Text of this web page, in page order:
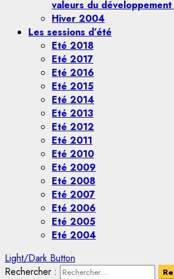
valeurs du développement
Hiver 2004
Les sessions d’été
Eté 2018
Eté 2017
Eté 2016
Eté 2015
Eté 2014
Eté 2013
Eté 2012
Eté 2011
Eté 2010
Eté 2009
Eté 2008
Eté 2007
Eté 2006
Eté 2005
Eté 2004
Light/Dark Button
Rechercher :